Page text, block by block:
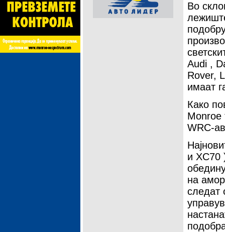
Во
Audi ,
Rover,
имаат
Како
Monroe
WRC-
и XC70
на
следат